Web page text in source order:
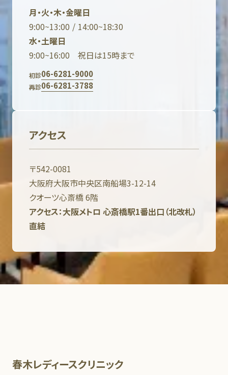
月・火・木・金曜日
9:00~13:00 / 14:00~18:30
水・土曜日
9:00~16:00 祝日は15時まで
初診06-6281-9000
再診06-6281-3788
アクセス
〒542-0081
大阪府大阪市中央区南船場3-12-14
クオーツ心斎橋 6階
アクセス：大阪メトロ 心斎橋駅1番出口（北改札）
直結
春木レディースクリニック